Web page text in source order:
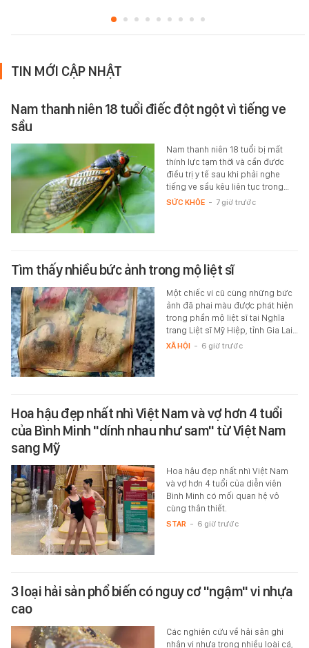
TIN MỚI CẬP NHẬT
Nam thanh niên 18 tuổi điếc đột ngột vì tiếng ve
sầu
Nam thanh niên 18 tuổi bị mất
thính lực tạm thời và cần được
điều trị y tế sau khi phải nghe
tiếng ve sầu kêu liên tục trong…
SỨC KHỎE - 7 giờ trước
Tìm thấy nhiều bức ảnh trong mộ liệt sĩ
Một chiếc ví cũ cùng những bức
ảnh đã phai màu được phát hiện
trong phần mộ liệt sĩ tại Nghĩa
trang Liệt sĩ Mỹ Hiệp, tỉnh Gia Lai…
XÃ HỘI - 6 giờ trước
Hoa hậu đẹp nhất nhì Việt Nam và vợ hơn 4 tuổi
của Bình Minh "dính nhau như sam" từ Việt Nam
sang Mỹ
Hoa hậu đẹp nhất nhì Việt Nam
và vợ hơn 4 tuổi của diễn viên
Bình Minh có mối quan hệ vô
cùng thân thiết.
STAR - 6 giờ trước
3 loại hải sản phổ biến có nguy cơ "ngậm" vi nhựa
cao
Các nghiên cứu về hải sản ghi
nhận vi nhựa trong nhiều loài cá,